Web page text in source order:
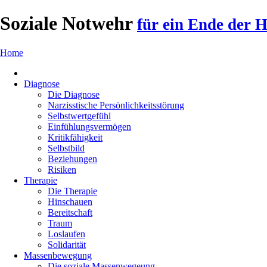
Soziale Notwehr für ein Ende der
Home
Diagnose
Die Diagnose
Narzisstische Persönlichkeitsstörung
Selbstwertgefühl
Einfühlungsvermögen
Kritikfähigkeit
Selbstbild
Beziehungen
Risiken
Therapie
Die Therapie
Hinschauen
Bereitschaft
Traum
Loslaufen
Solidarität
Massenbewegung